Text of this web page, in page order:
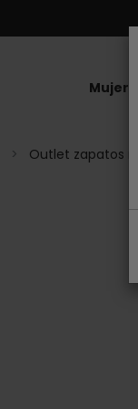
Mujer
Outlet zapatos